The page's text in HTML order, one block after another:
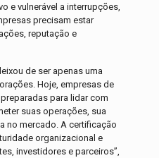
e vulnerável a interrupções,
precisam estar
reputação e
de ser apenas uma
Hoje, empresas de
para lidar com
suas operações, sua
no mercado. A certificação
organizacional e
investidores e parceiros”,